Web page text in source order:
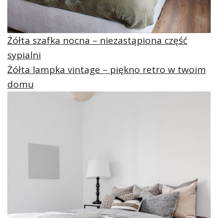
Żółta szafka nocna – niezastąpiona część
sypialni
Żółta lampka vintage – piękno retro w twoim
domu